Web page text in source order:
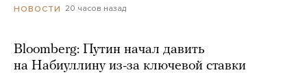
НОВОСТИ 20 часов назад
Bloomberg: Путин начал давить
на Набиуллину из-за ключевой ставки